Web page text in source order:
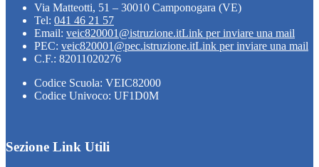
Via Matteotti, 51 – 30010 Camponogara (VE)
Tel: 041 46 21 57
Email: veic820001@istruzione.itLink per inviare una mail
PEC: veic820001@pec.istruzione.itLink per inviare una mail
C.F.: 82011020276
Codice Scuola: VEIC82000
Codice Univoco: UF1D0M
Sezione Link Utili